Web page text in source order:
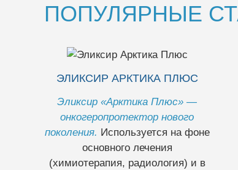
ПОПУЛЯРНЫЕ
КИТАЙСКИЙ КОРОНАВИРУС
Коронавирус 2019‑nCoV каждый
день «осваивает» все новые
территории и страны. Каким он
станет, достигнув России? Увы,
ситуация меняется быстро.